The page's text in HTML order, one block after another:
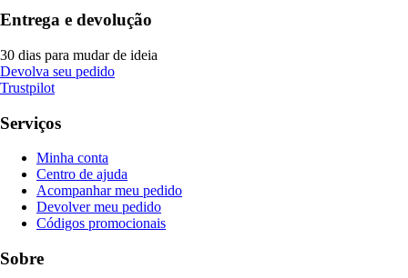
Entrega e devolução
30 dias para mudar de ideia
Devolva seu pedido
Trustpilot
Serviços
Minha conta
Centro de ajuda
Acompanhar meu pedido
Devolver meu pedido
Códigos promocionais
Sobre